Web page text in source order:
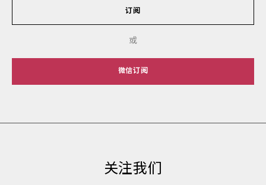
订阅
或
微信订阅
关注我们